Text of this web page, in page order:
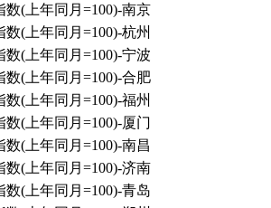
(上年同月=100)-南京
(上年同月=100)-杭州
(上年同月=100)-宁波
(上年同月=100)-合肥
(上年同月=100)-福州
(上年同月=100)-厦门
(上年同月=100)-南昌
(上年同月=100)-济南
(上年同月=100)-青岛